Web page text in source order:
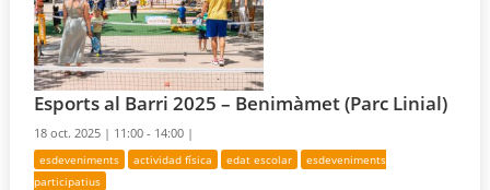
Esports al Barri 2025 – Benimàmet (Parc Linial)
18 oct. 2025 | 11:00 - 14:00 |
esdeveniments actividad física edat escolar
esdeveniments
participatius